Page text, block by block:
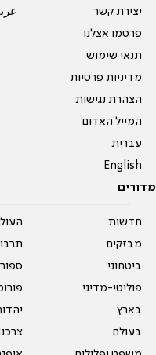
יצירת קשר
פרסמו אצלנו
תנאי שימוש
מדיניות פרטיות
הצהרת נגישות
המייל האדום
עברית
English
מדורים
חדשות
מבזקים
ביטחוני
פוליטי-מדיני
בארץ
בעולם